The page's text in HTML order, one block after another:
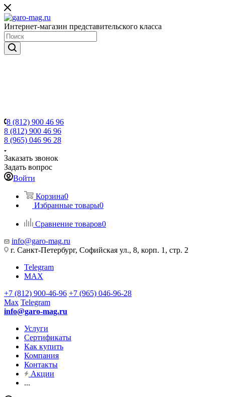
Интернет-магазин представительского класса
8 (812) 900 46 96
8 (812) 900 46 96
8 (965) 046 96 28
Заказать звонок
Задать вопрос
Войти
Корзина0
Избранные товары0
Сравнение товаров0
info@garo-mag.ru
г. Санкт-Петербург, Софийская ул., 8, корп. 1, стр. 2
Telegram
MAX
+7 (812) 900-46-96 +7 (965) 046-96-28
Max Telegram
info@garo-mag.ru
Услуги
Сертификаты
Как купить
Компания
Контакты
Акции
...